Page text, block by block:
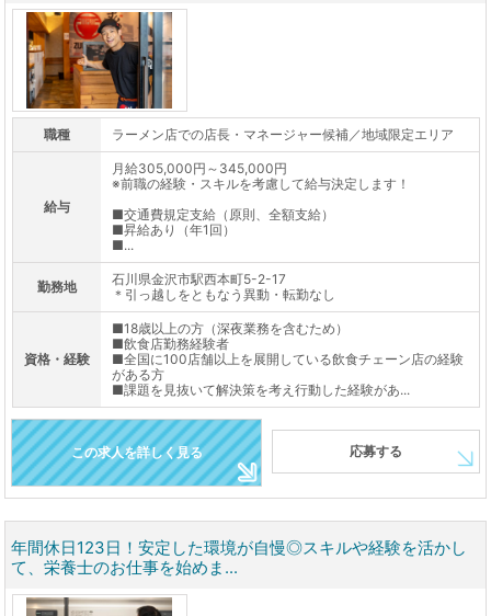
職種 ラーメン店での店長・マネージャー候補／地域限定エリア
給与
月給305,000円～345,000円
※前職の経験・スキルを考慮して給与決定します！
■交通費規定支給（原則、全額支給）
■昇給あり（年1回）
■...
勤務地
石川県金沢市駅西本町5-2-17
＊引っ越しをともなう異動・転勤なし
資格・経験
■18歳以上の方（深夜業務を含むため）
■飲食店勤務経験者
■全国に100店舗以上を展開している飲食チェーン店の経験
がある方
■課題を見抜いて解決策を考え行動した経験があ...
この求人を詳しく見る 応募する
年間休日123日！安定した環境が自慢◎スキルや経験を活かし
て、栄養士のお仕事を始めま...